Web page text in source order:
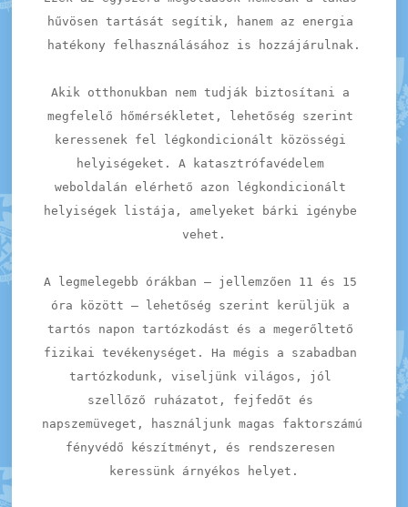
hűvösen tartását segítik, hanem az energia
hatékony felhasználásához is hozzájárulnak.
Akik otthonukban nem tudják biztosítani a
megfelelő hőmérsékletet, lehetőség szerint
keressenek fel légkondicionált közösségi
helyiségeket. A katasztrófavédelem
weboldalán elérhető azon légkondicionált
helyiségek listája, amelyeket bárki igénybe
vehet.
A legmelegebb órákban – jellemzően 11 és 15
óra között – lehetőség szerint kerüljük a
tartós napon tartózkodást és a megerőltető
fizikai tevékenységet. Ha mégis a szabadban
tartózkodunk, viseljünk világos, jól
szellőző ruházatot, fejfedőt és
napszemüveget, használjunk magas faktorszámú
fényvédő készítményt, és rendszeresen
keressünk árnyékos helyet.